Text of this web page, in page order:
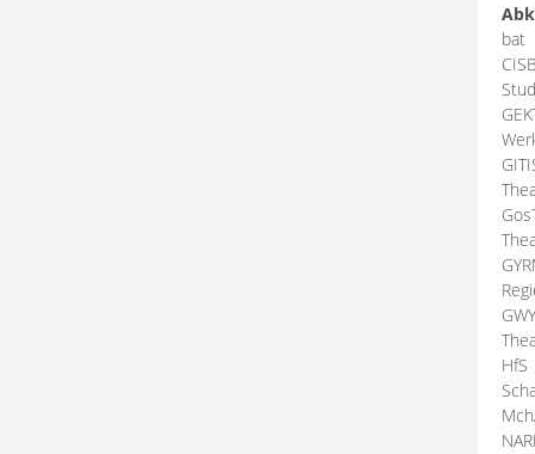
bat
HfS